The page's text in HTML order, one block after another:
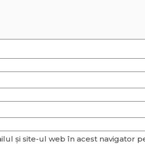
și site-ul web în acest navigator